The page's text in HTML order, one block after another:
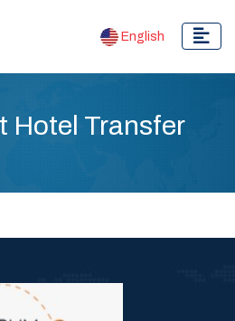
English
Hotel Transfer